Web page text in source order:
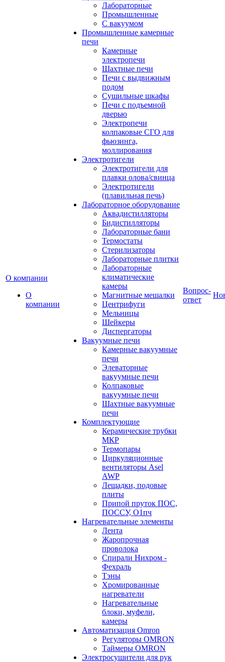
О компании
О
компании
Лабораторные
Промышленные
С вакуумом
Промышленные камерные
печи
Камерные
электропечи
Шахтные печи
Печи с выдвижным
подом
Сушильные шкафы
Печи с подъемной
дверью
Электропечи
колпаковые СГО для
фьюзинга,
моллирования
Электротигели
Электротигели для
плавки олова/свинца
Электротигели
(плавильная печь)
Лабораторное оборудование
Аквадистилляторы
Бидистилляторы
Лабораторные бани
Термостаты
Стерилизаторы
Лабораторные плитки
Лабораторные
климатические
камеры
Магнитные мешалки
Центрифуги
Мельницы
Шейкеры
Диспергаторы
Вакуумные печи
Камерные вакуумные
печи
Элеваторные
вакуумные печи
Колпаковые
вакуумные печи
Шахтные вакуумные
печи
Комплектующие
Керамические трубки
МКР
Термопары
Циркуляционные
вентиляторы Asel
AWP
Лещадки, подовые
плиты
Припой пруток ПОС,
ПОССУ, О1пч
Нагревательные элементы
Лента
Жаропрочная
проволока
Спирали Нихром -
Фехраль
Тэны
Хромированные
нагреватели
Нагревательные
блоки, муфели,
камеры
Автоматизация Omron
Регуляторы OMRON
Таймеры OMRON
Электросушители для рук
Вопрос-
ответ